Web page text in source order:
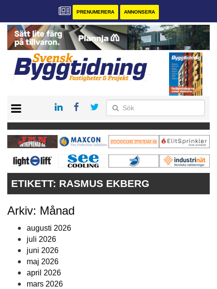
PRENUMERERA ANNONSERA
PRENUMERERA
VÅRA ANDRA MAGASIN
ANNONSERA
ETIKETT: RASMUS EKBERG
Arkiv: Månad
augusti 2026
juli 2026
juni 2026
maj 2026
april 2026
mars 2026